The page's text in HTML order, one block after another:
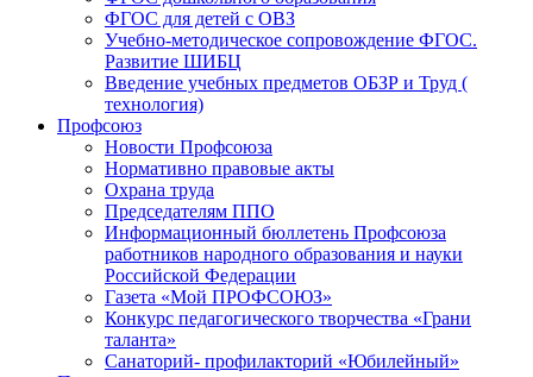
ФГОС для детей с ОВЗ
Учебно-методическое сопровождение ФГОС.
Развитие ШИБЦ
Введение учебных предметов ОБЗР и Труд (
технология)
Профсоюз
Новости Профсоюза
Нормативно правовые акты
Охрана труда
Председателям ППО
Информационный бюллетень Профсоюза
работников народного образования и науки
Российской Федерации
Газета «Мой ПРОФСОЮЗ»
Конкурс педагогического творчества «Грани
таланта»
Санаторий- профилакторий «Юбилейный»